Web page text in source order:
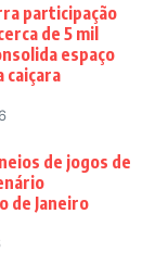
participação
de 5 mil
espaço
caiçara
de jogos de
de Janeiro